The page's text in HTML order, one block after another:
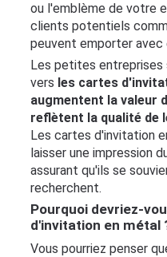
ou l'emblème de votre
clients potentiels
peuvent emporter avec
Les petites entreprises
vers les cartes
augmentent la valeur
reflètent la qualité de
Les cartes d'invitation
laisser une impression
assurant qu'ils se
recherchent.
Pourquoi devriez-
d'invitation en métal
Vous pourriez penser